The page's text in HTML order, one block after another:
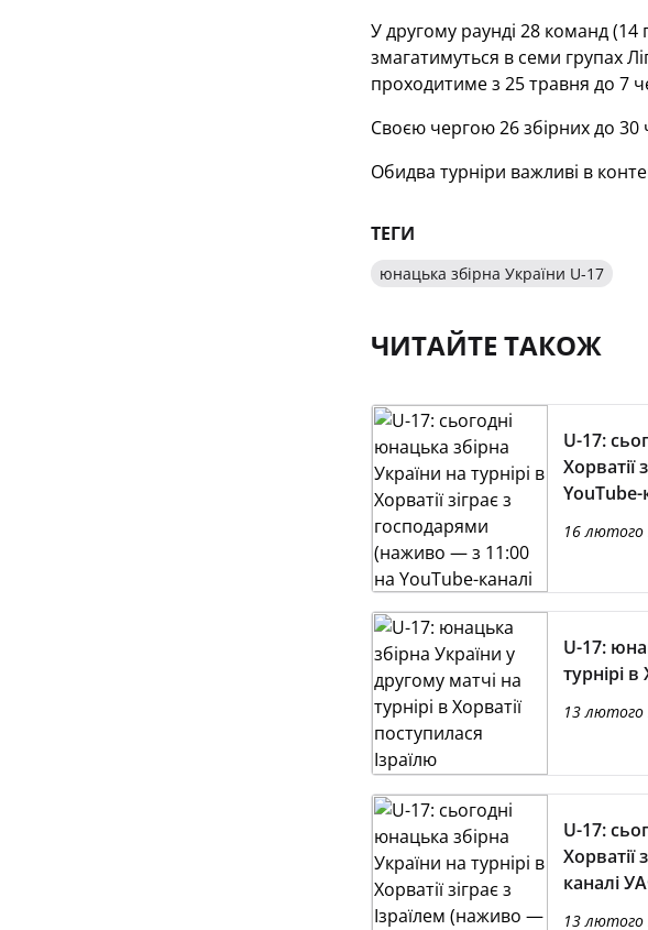
У другому раунді 28 команд (14
змагатимуться в семи групах
проходитиме з 25 травня до 7
Своєю чергою 26 збірних до
Обидва турніри важливі в
ТЕГИ
юнацька збірна України U-17
ЧИТАЙТЕ ТАКОЖ
U-17:
16 лютого
U-17:
турнірі
13 лютого
U-17:
Хорватії
каналі
13 лютого